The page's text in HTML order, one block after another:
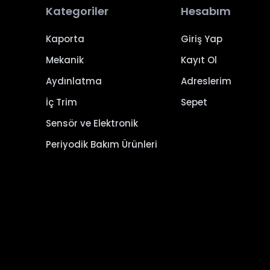
Kategoriler
Kaporta
Mekanik
Aydınlatma
İç Trim
Sensör ve Elektronik
Periyodik Bakım Ürünleri
Hesabım
Giriş Yap
Kayıt Ol
Adreslerim
Sepet